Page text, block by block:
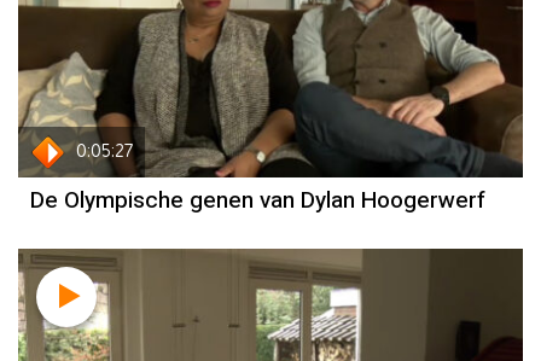
0:05:27
Dylan Hoogerwerf
De Olympische genen van Dylan Hoogerwerf